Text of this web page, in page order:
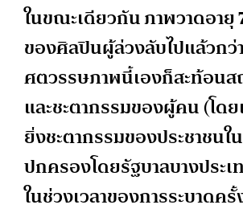
ในขณะเดียวกัน ภาพวาดอายุ
ของศิลปินผู้ล่วงลับไปแล้วกว่
ศตวรรษภาพนี้เองก็สะท้อน
และชะตากรรมของผู้คน (โดย
ยิ่งชะตากรรมของประชาชนใ
ปกครองโดยรัฐบาลบางประ
ในช่วงเวลาของการระบาดค